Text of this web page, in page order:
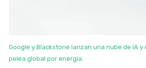
Google y Blackstone lanzan una nube de IA y
pelea global por energía.